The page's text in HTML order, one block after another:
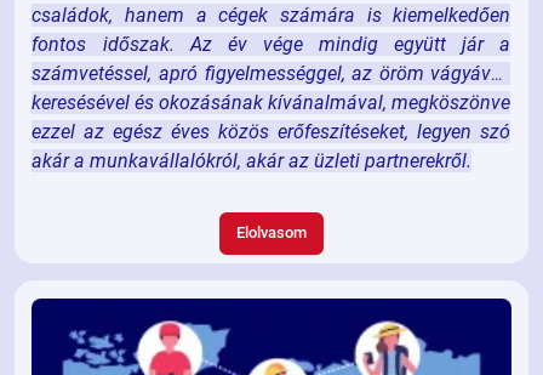
családok, hanem a cégek számára is kiemelkedően
fontos időszak. Az év vége mindig együtt jár a
számvetéssel, apró figyelmességgel, az öröm vágyával,
keresésével és okozásának kívánalmával, megköszönve
ezzel az egész éves közös erőfeszítéseket, legyen szó
akár a munkavállalókról, akár az üzleti partnerekről.
Elolvasom